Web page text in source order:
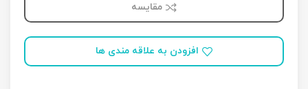
مقایسه
افزودن به علاقه مندی ها